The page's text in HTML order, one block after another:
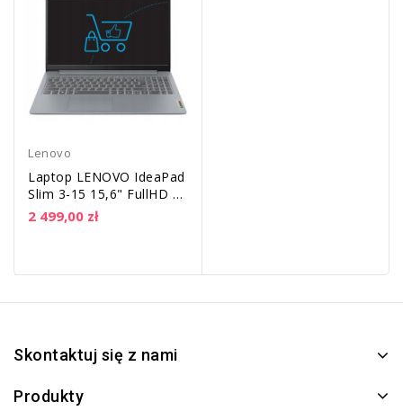
Lenovo
Laptop LENOVO IdeaPad
Slim 3-15 15,6" FullHD |
i5-12450H | DDR5 16GB
| SSD...
2 499,00 zł
Skontaktuj się z nami
Produkty